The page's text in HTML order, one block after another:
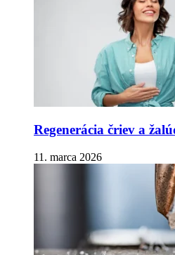
Regenerácia čriev a
11. marca 2026